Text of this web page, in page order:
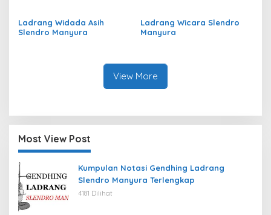
Ladrang Widada Asih
Slendro Manyura
Ladrang Wicara Slendro
Manyura
View More
Most View Post
Kumpulan Notasi Gendhing Ladrang
Slendro Manyura Terlengkap
4181 Dilihat